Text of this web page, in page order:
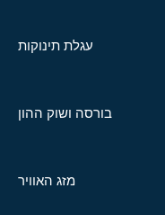
עגלת תינוקות
בורסה ושוק ההון
מזג האוויר